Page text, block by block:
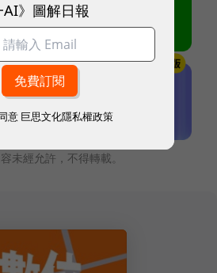
未經允許，不得轉載。
AI》圖解日報
意 巨思文化隱私權政策